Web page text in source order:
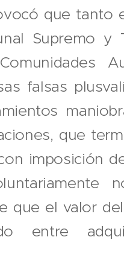
que tanto
Supremo y
falsas
que
imposición
que el valor
entre